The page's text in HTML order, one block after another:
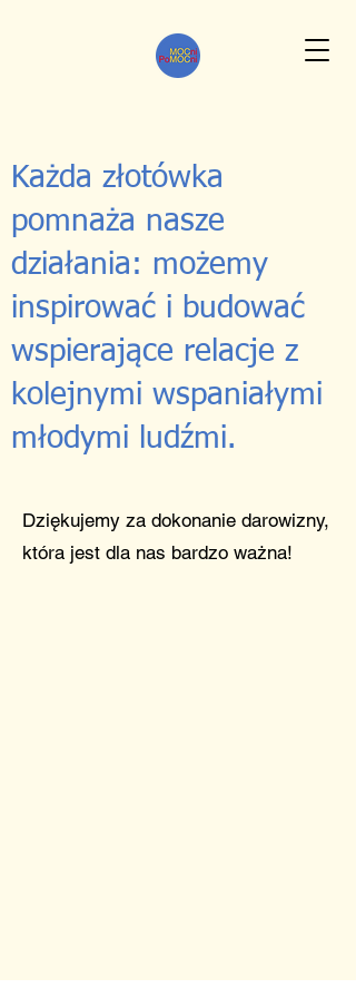
Każda złotówka
pomnaża nasze
działania: możemy
inspirować i budować
wspierające relacje z
kolejnymi wspaniałymi
młodymi ludźmi.
Dziękujemy za dokonanie darowizny,
która jest dla nas bardzo ważna!